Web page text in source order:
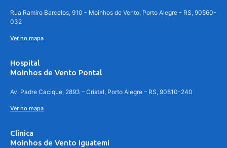
Rua Ramiro Barcelos, 910 - Moinhos de Vento, Porto Alegre - RS, 90560-
032
Ver no mapa
Hospital
Moinhos de Vento Pontal
Av. Padre Cacique, 2893 – Cristal, Porto Alegre – RS, 90810-240
Ver no mapa
Clínica
Moinhos de Vento Iguatemi